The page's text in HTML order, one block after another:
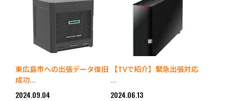
東広島市への出張データ復旧
成功...
2024.09.04
【TVで紹介】緊急出張対応
...
2024.06.13